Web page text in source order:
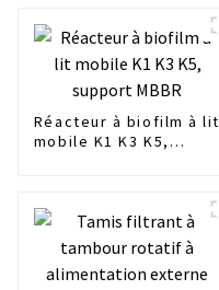
Réacteur à biofilm à lit
mobile K1 K3 K5,